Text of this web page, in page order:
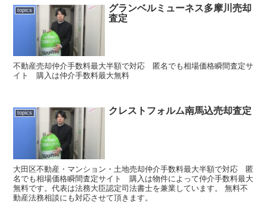
topics
グランベルミューネス多摩川売却
査定
不動産売却仲介手数料最大半額で対応 匿名でも相場価格瞬間査定サ
イト 購入は仲介手数料最大無料
topics クレストフォルム南馬込売却査定
大田区不動産・マンション・土地売却仲介手数料最大半額で対応 匿
名でも相場価格瞬間査定サイト 購入は物件によって仲介手数料最大
無料です。代表は法務大臣認定司法書士を兼業しています。 無料不
動産法務相談にも対応させて頂きます。